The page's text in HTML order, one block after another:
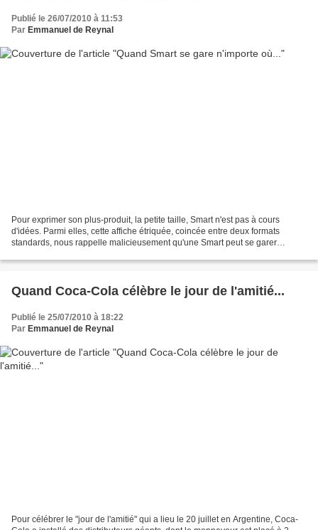
Publié le 26/07/2010 à 11:53
Par Emmanuel de Reynal
Pour exprimer son plus-produit, la petite taille, Smart n'est pas à cours
d'idées. Parmi elles, cette affiche étriquée, coincée entre deux formats
standards, nous rappelle malicieusement qu'une Smart peut se garer
Quand Coca-Cola célèbre le jour de l'amitié...
Publié le 25/07/2010 à 18:22
Par Emmanuel de Reynal
Pour célébrer le "jour de l'amitié" qui a lieu le 20 juillet en Argentine, Coca-